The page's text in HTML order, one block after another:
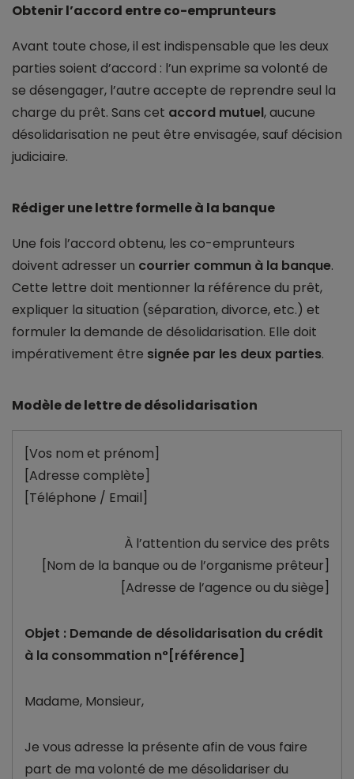
Obtenir l’accord entre co-emprunteurs
Avant toute chose, il est indispensable que les deux
parties soient d’accord : l’un exprime sa volonté de
se désengager, l’autre accepte de reprendre seul la
charge du prêt. Sans cet accord mutuel, aucune
désolidarisation ne peut être envisagée, sauf décision
judiciaire.
Rédiger une lettre formelle à la banque
Une fois l’accord obtenu, les co-emprunteurs
doivent adresser un courrier commun à la banque.
Cette lettre doit mentionner la référence du prêt,
expliquer la situation (séparation, divorce, etc.) et
formuler la demande de désolidarisation. Elle doit
impérativement être signée par les deux parties.
Modèle de lettre de désolidarisation
[Vos nom et prénom]
[Adresse complète]
[Téléphone / Email]
À l’attention du service des prêts
[Nom de la banque ou de l’organisme prêteur]
[Adresse de l’agence ou du siège]
Objet : Demande de désolidarisation du crédit
à la consommation n°[référence]
Madame, Monsieur,
Je vous adresse la présente afin de vous faire
part de ma volonté de me désolidariser du